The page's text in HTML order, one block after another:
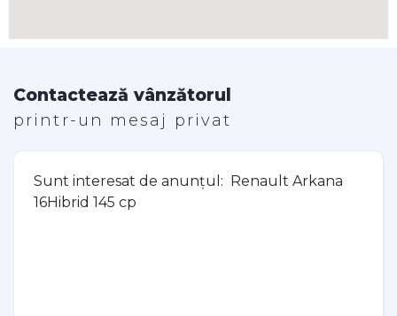
Contactează vânzătorul
printr-un mesaj privat